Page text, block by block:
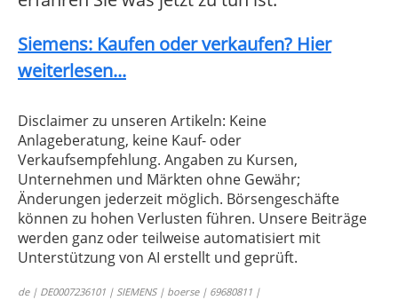
Siemens: Kaufen oder verkaufen? Hier
weiterlesen...
Disclaimer zu unseren Artikeln: Keine
Anlageberatung, keine Kauf- oder
Verkaufsempfehlung. Angaben zu Kursen,
Unternehmen und Märkten ohne Gewähr;
Änderungen jederzeit möglich. Börsengeschäfte
können zu hohen Verlusten führen. Unsere Beiträge
werden ganz oder teilweise automatisiert mit
Unterstützung von AI erstellt und geprüft.
de | DE0007236101 | SIEMENS | boerse | 69680811 |